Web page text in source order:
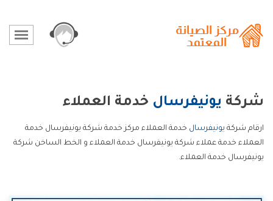
شركة يونيفرسال خدمة العملاء
ارقام شركة يونيفرسال خدمة العملاء مركز خدمة شركة يونيفرسال خدمة
العملاء خدمة عملاء شركة يونيفرسال خدمة العملاء و الخط الساخن شركة
يونيفرسال خدمة العملاء.